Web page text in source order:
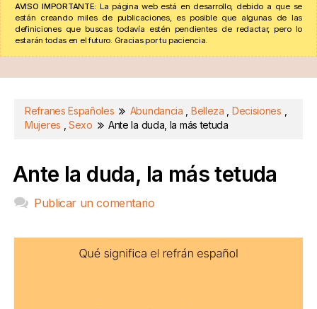
AVISO IMPORTANTE: La página web está en desarrollo, debido a que se
están creando miles de publicaciones, es posible que algunas de las
definiciones que buscas todavía estén pendientes de redactar, pero lo
estarán todas en el futuro. Gracias por tu paciencia.
Refranes Españoles Abundancia Belleza Decisiones
Mujeres
,Sexo Ante la duda, la más tetuda
Ante la duda, la más tetuda
Publicar un comentario